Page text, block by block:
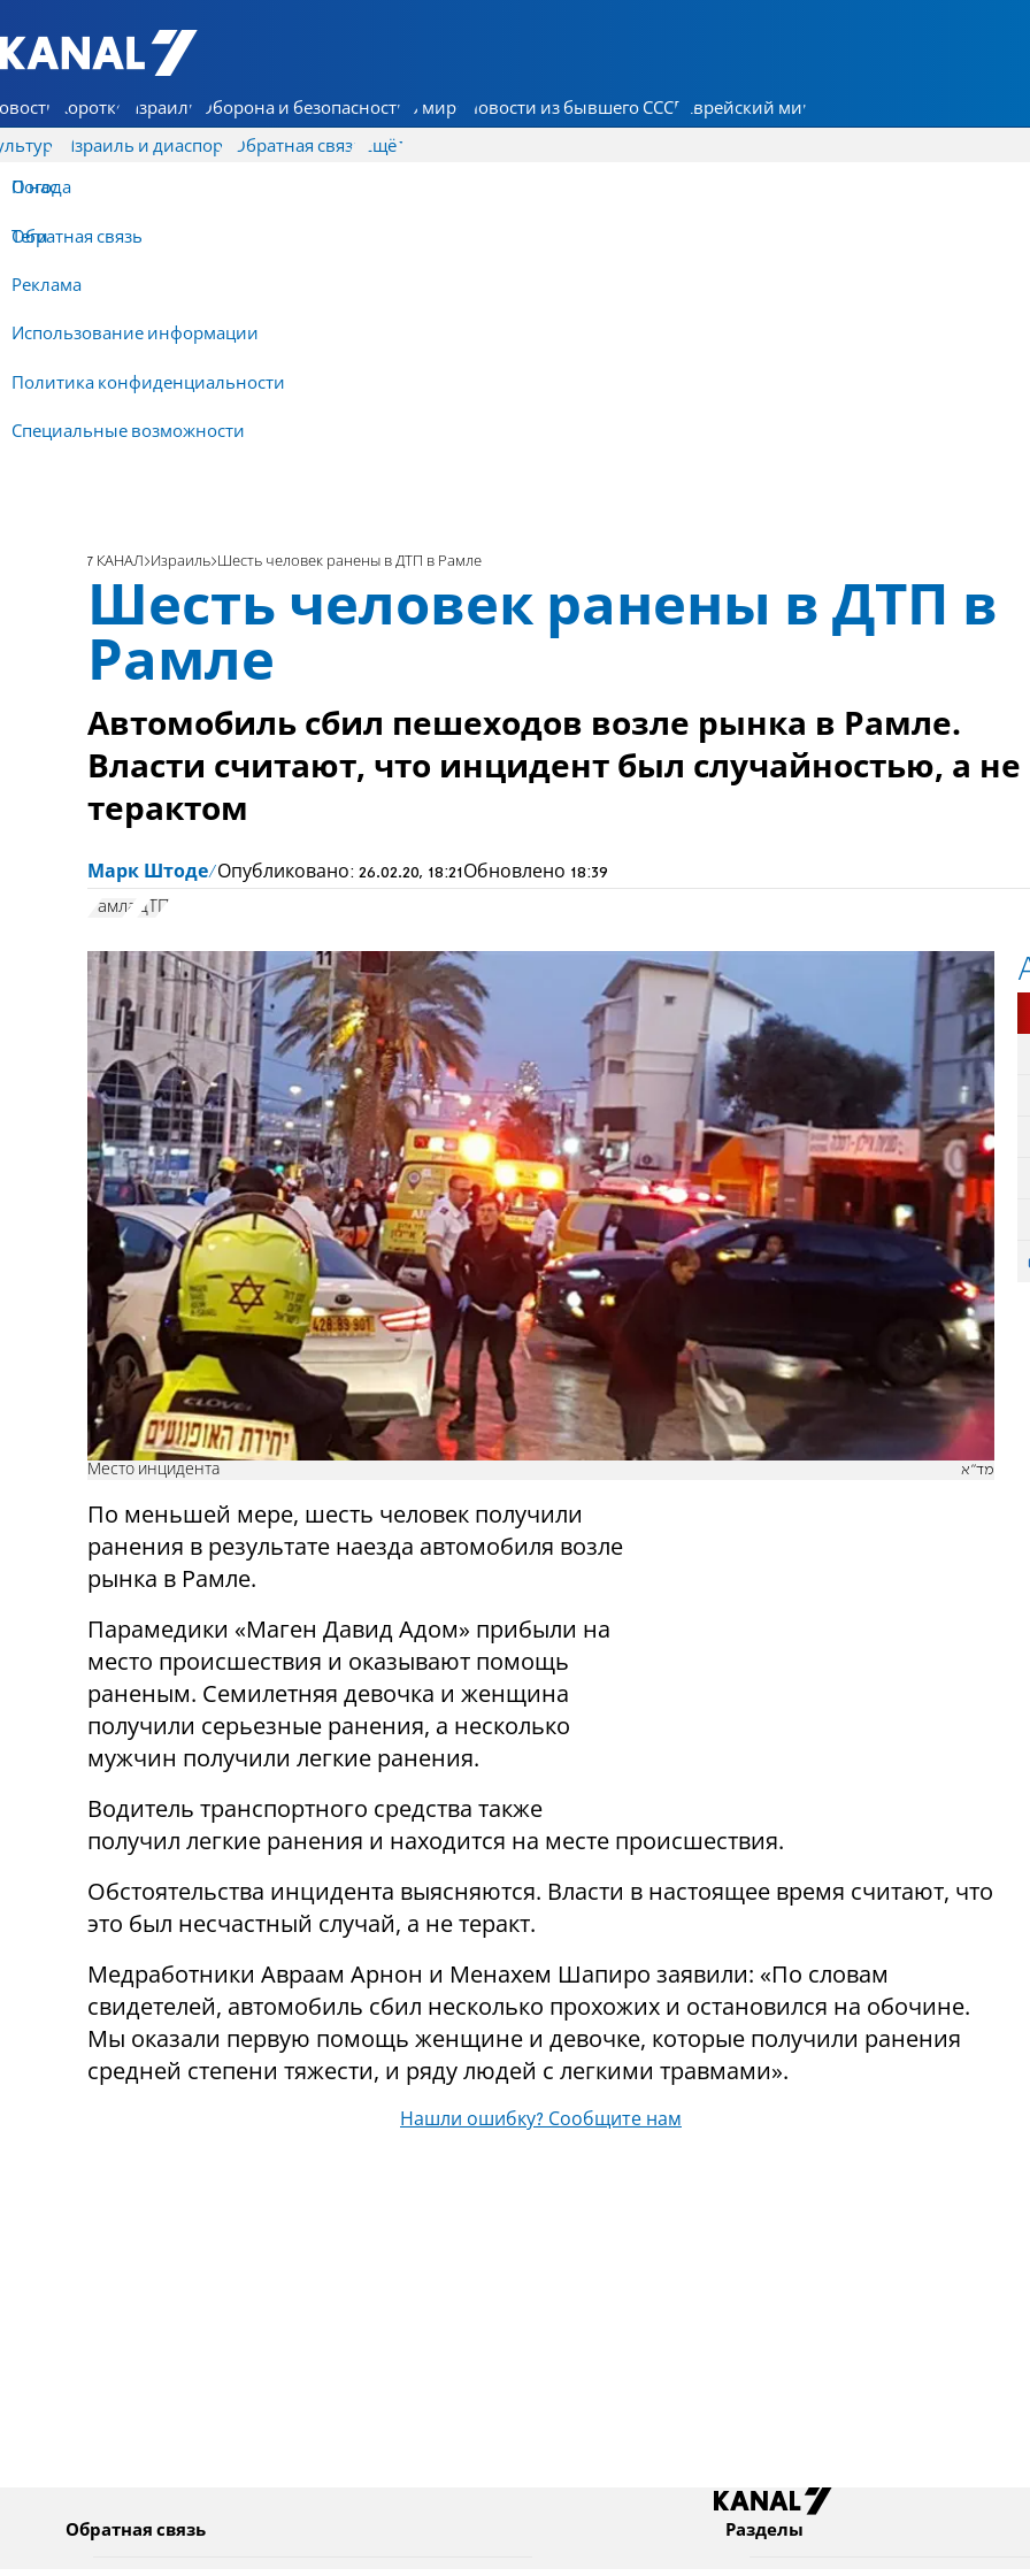
7 КАНАЛ - Аруц Шева
Коротко Израиль Оборона и безопасность В мире Новости из бывшего СССР Еврейский мир
Израиль и диаспора Обратная связь
О нас
Обратная связь
Реклама
Использование информации
Политика конфиденциальности
Специальные возможности
Ещё
Погода
Теги
7 КАНАЛ Израиль Шесть человек ранены в ДТП в Рамле
Шесть человек ранены в ДТП в
Рамле
Автомобиль сбил пешеходов возле рынка в Рамле.
Власти считают, что инцидент был случайностью, а не
терактом
Марк Штоде Опубликовано: 26.02.20, 18:21Обновлено 18:39
Рамла ДТП
Место инцидента מד"א
По меньшей мере, шесть человек получили
ранения в результате наезда автомобиля возле
рынка в Рамле.
Парамедики «Маген Давид Адом» прибыли на
место происшествия и оказывают помощь
раненым. Семилетняя девочка и женщина
получили серьезные ранения, а несколько
мужчин получили легкие ранения.
Водитель транспортного средства также
получил легкие ранения и находится на месте происшествия.
Обстоятельства инцидента выясняются. Власти в настоящее время считают, что
это был несчастный случай, а не теракт.
Медработники Авраам Арнон и Менахем Шапиро заявили: «По словам
свидетелей, автомобиль сбил несколько прохожих и остановился на обочине.
Мы оказали первую помощь женщине и девочке, которые получили ранения
средней степени тяжести, и ряду людей с легкими травмами».
Нашли ошибку? Сообщите нам
Обратная связь Разделы